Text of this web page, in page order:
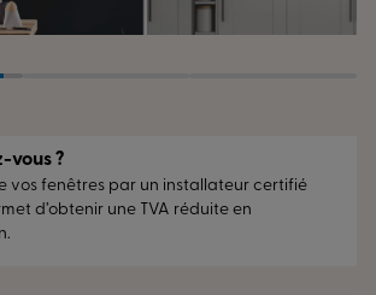
vous ?
vos fenêtres par un installateur certifié
d’obtenir une TVA réduite en